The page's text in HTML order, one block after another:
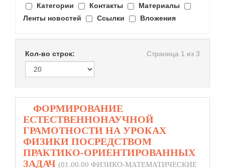
Категории Контакты
Материалы
Ленты новостей
Ссылки Вложения
Кол-во строк: Страница 1 из 3
ФОРМИРОВАНИЕ
ЕСТЕСТВЕННОНАУЧНОЙ
ГРАМОТНОСТИ НА УРОКАХ
ФИЗИКИ ПОСРЕДСТВОМ
ПРАКТИКО-ОРИЕНТИРОВАННЫХ
ЗАДАЧ (01.00.00 ФИЗИКО-МАТЕМАТИЧЕСКИЕ